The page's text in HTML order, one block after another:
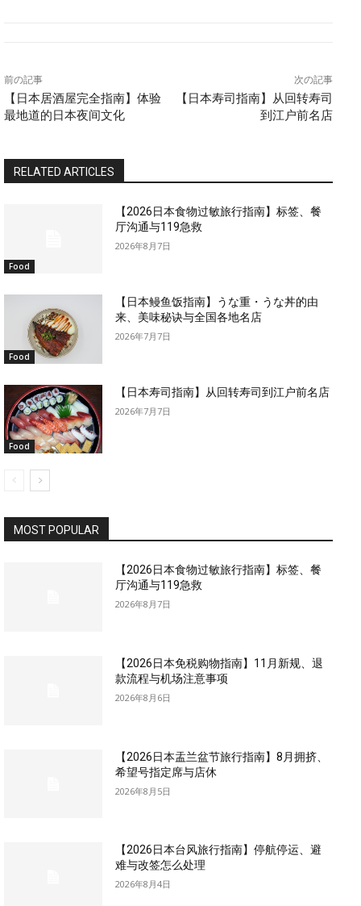
前の記事
【日本居酒屋完全指南】体验
最地道的日本夜间文化
次の記事
【日本寿司指南】从回转寿司
到江户前名店
RELATED ARTICLES
Food
【2026日本食物过敏旅行指南】标签、餐
厅沟通与119急救
2026年8月7日
Food
【日本鳗鱼饭指南】うな重・うな丼的由
来、美味秘诀与全国各地名店
2026年7月7日
Food
【日本寿司指南】从回转寿司到江户前名店
2026年7月7日
MOST POPULAR
【2026日本食物过敏旅行指南】标签、餐
厅沟通与119急救
2026年8月7日
【2026日本免税购物指南】11月新规、退
款流程与机场注意事项
2026年8月6日
【2026日本盂兰盆节旅行指南】8月拥挤、
希望号指定席与店休
2026年8月5日
【2026日本台风旅行指南】停航停运、避
难与改签怎么处理
2026年8月4日